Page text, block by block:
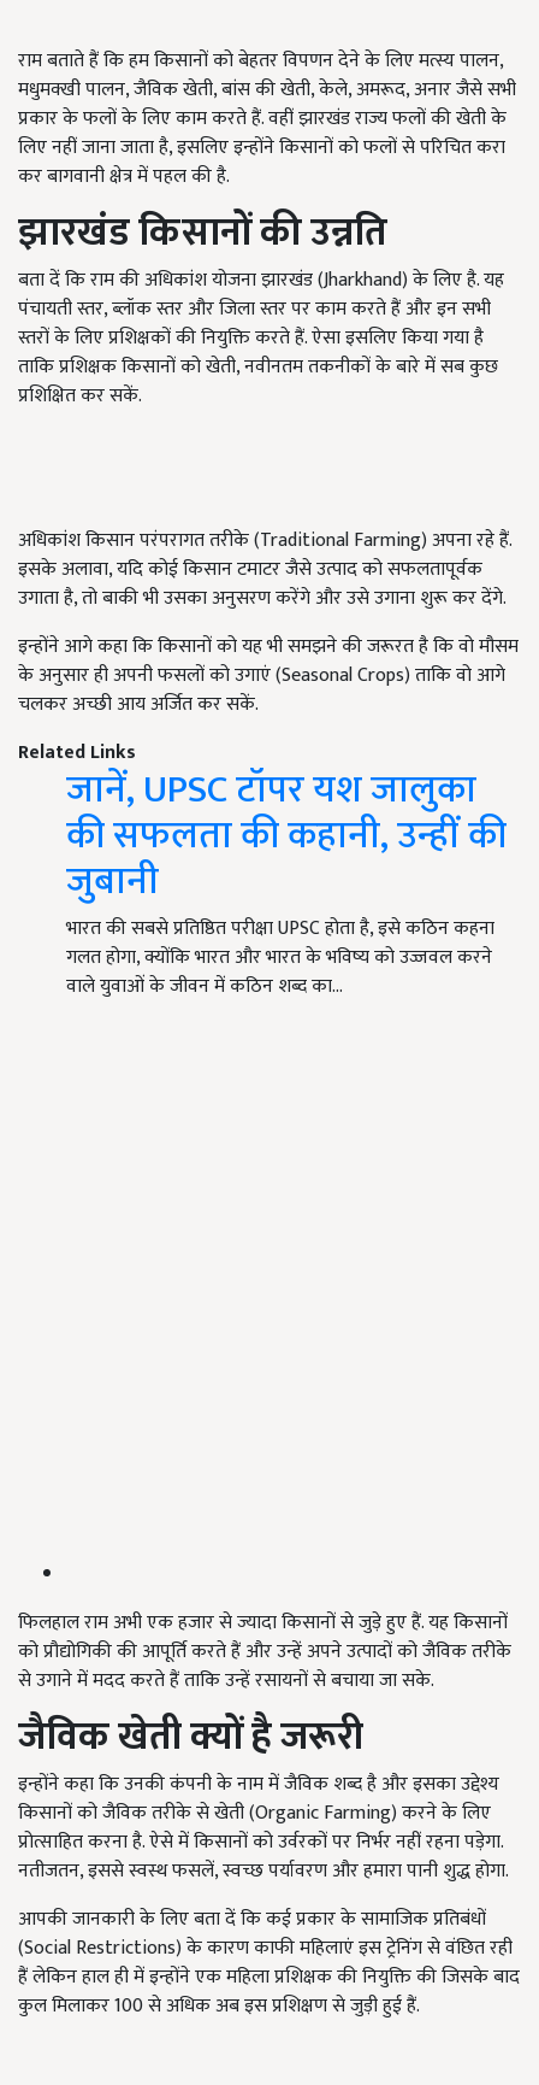
राम बताते हैं कि हम किसानों को बेहतर विपणन देने के लिए मत्स्य पालन,
मधुमक्खी पालन, जैविक खेती, बांस की खेती, केले, अमरूद, अनार जैसे सभी
प्रकार के फलों के लिए काम करते हैं. वहीं झारखंड राज्य फलों की खेती के
लिए नहीं जाना जाता है, इसलिए इन्होंने किसानों को फलों से परिचित करा
कर बागवानी क्षेत्र में पहल की है.
झारखंड किसानों की उन्नति
बता दें कि राम की अधिकांश योजना झारखंड (Jharkhand) के लिए है. यह
पंचायती स्तर, ब्लॉक स्तर और जिला स्तर पर काम करते हैं और इन सभी
स्तरों के लिए प्रशिक्षकों की नियुक्ति करते हैं. ऐसा इसलिए किया गया है
ताकि प्रशिक्षक किसानों को खेती, नवीनतम तकनीकों के बारे में सब कुछ
प्रशिक्षित कर सकें.
अधिकांश किसान परंपरागत तरीके (Traditional Farming) अपना रहे हैं.
इसके अलावा, यदि कोई किसान टमाटर जैसे उत्पाद को सफलतापूर्वक
उगाता है, तो बाकी भी उसका अनुसरण करेंगे और उसे उगाना शुरू कर देंगे.
इन्होंने आगे कहा कि किसानों को यह भी समझने की जरूरत है कि वो मौसम
के अनुसार ही अपनी फसलों को उगाएं (Seasonal Crops) ताकि वो आगे
चलकर अच्छी आय अर्जित कर सकें.
Related Links
जानें, UPSC टॉपर यश जालुका
की सफलता की कहानी, उन्हीं की
जुबानी
भारत की सबसे प्रतिष्ठित परीक्षा UPSC होता है, इसे कठिन कहना
गलत होगा, क्योंकि भारत और भारत के भविष्य को उज्जवल करने
वाले युवाओं के जीवन में कठिन शब्द का…
फिलहाल राम अभी एक हजार से ज्यादा किसानों से जुड़े हुए हैं. यह किसानों
को प्रौद्योगिकी की आपूर्ति करते हैं और उन्हें अपने उत्पादों को जैविक तरीके
से उगाने में मदद करते हैं ताकि उन्हें रसायनों से बचाया जा सके.
जैविक खेती क्यों है जरूरी
इन्होंने कहा कि उनकी कंपनी के नाम में जैविक शब्द है और इसका उद्देश्य
किसानों को जैविक तरीके से खेती (Organic Farming) करने के लिए
प्रोत्साहित करना है. ऐसे में किसानों को उर्वरकों पर निर्भर नहीं रहना पड़ेगा.
नतीजतन, इससे स्वस्थ फसलें, स्वच्छ पर्यावरण और हमारा पानी शुद्ध होगा.
आपकी जानकारी के लिए बता दें कि कई प्रकार के सामाजिक प्रतिबंधों
(Social Restrictions) के कारण काफी महिलाएं इस ट्रेनिंग से वंछित रही
हैं लेकिन हाल ही में इन्होंने एक महिला प्रशिक्षक की नियुक्ति की जिसके बाद
कुल मिलाकर 100 से अधिक अब इस प्रशिक्षण से जुड़ी हुई हैं.